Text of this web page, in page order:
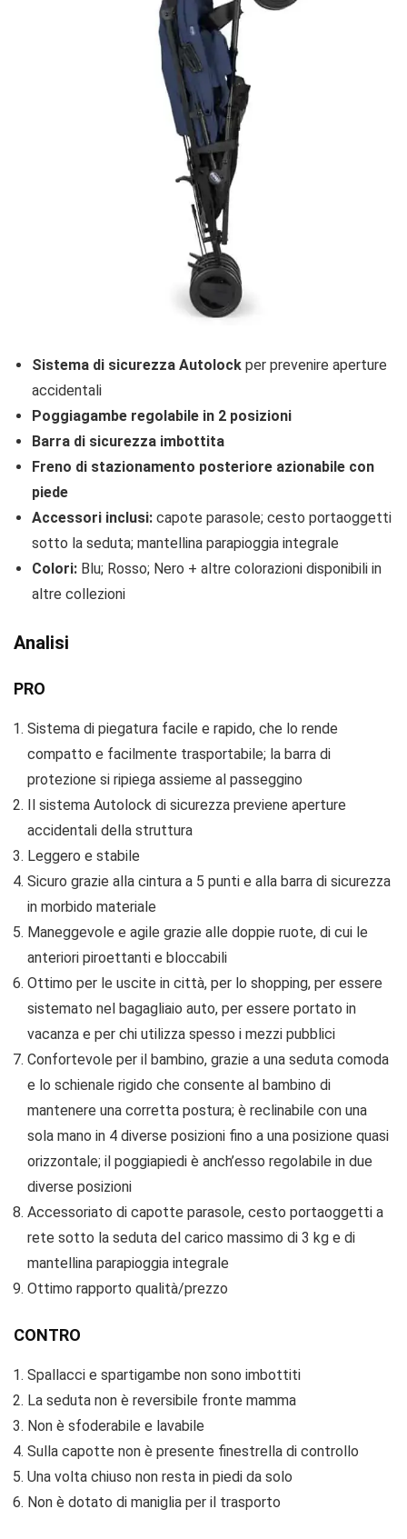
Sistema di sicurezza Autolock per prevenire aperture
accidentali
Poggiagambe regolabile in 2 posizioni
Barra di sicurezza imbottita
Freno di stazionamento posteriore azionabile con
piede
Accessori inclusi: capote parasole; cesto portaoggetti
sotto la seduta; mantellina parapioggia integrale
Colori: Blu; Rosso; Nero + altre colorazioni disponibili in
altre collezioni
Analisi
PRO
Sistema di piegatura facile e rapido, che lo rende
compatto e facilmente trasportabile; la barra di
protezione si ripiega assieme al passeggino
Il sistema Autolock di sicurezza previene aperture
accidentali della struttura
Leggero e stabile
Sicuro grazie alla cintura a 5 punti e alla barra di sicurezza
in morbido materiale
Maneggevole e agile grazie alle doppie ruote, di cui le
anteriori piroettanti e bloccabili
Ottimo per le uscite in città, per lo shopping, per essere
sistemato nel bagagliaio auto, per essere portato in
vacanza e per chi utilizza spesso i mezzi pubblici
Confortevole per il bambino, grazie a una seduta comoda
e lo schienale rigido che consente al bambino di
mantenere una corretta postura; è reclinabile con una
sola mano in 4 diverse posizioni fino a una posizione quasi
orizzontale; il poggiapiedi è anch’esso regolabile in due
diverse posizioni
Accessoriato di capotte parasole, cesto portaoggetti a
rete sotto la seduta del carico massimo di 3 kg e di
mantellina parapioggia integrale
Ottimo rapporto qualità/prezzo
CONTRO
Spallacci e spartigambe non sono imbottiti
La seduta non è reversibile fronte mamma
Non è sfoderabile e lavabile
Sulla capotte non è presente finestrella di controllo
Una volta chiuso non resta in piedi da solo
Non è dotato di maniglia per il trasporto